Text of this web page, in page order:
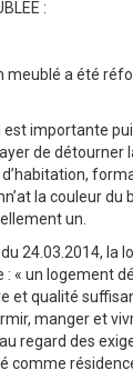
:
meublé a été
importante
de détourner
la couleur du
un.
du 24.03.2014, la
« un logement
et qualité
manger et
regard des
comme